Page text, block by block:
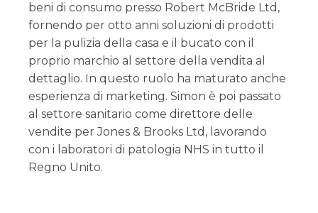
beni di consumo presso Robert McBride Ltd,
fornendo per otto anni soluzioni di prodotti
per la pulizia della casa e il bucato con il
proprio marchio al settore della vendita al
dettaglio. In questo ruolo ha maturato anche
esperienza di marketing. Simon è poi passato
al settore sanitario come direttore delle
vendite per Jones & Brooks Ltd, lavorando
con i laboratori di patologia NHS in tutto il
Regno Unito.